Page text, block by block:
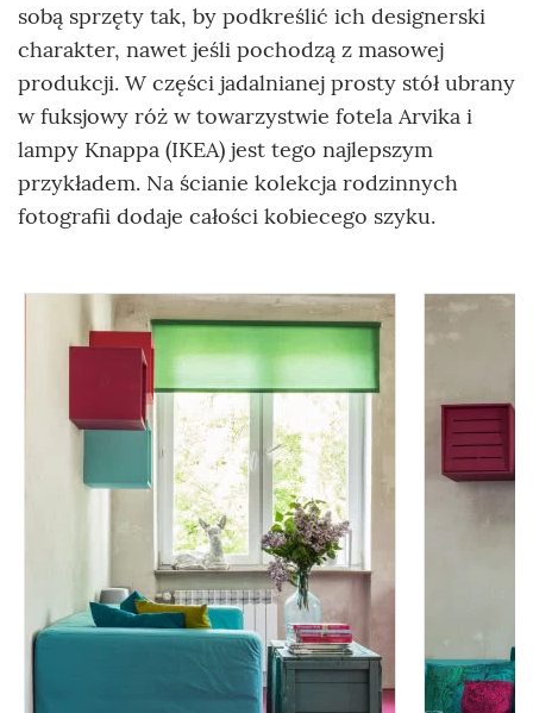
sobą sprzęty tak, by podkreślić ich designerski
charakter, nawet jeśli pochodzą z masowej
produkcji. W części jadalnianej prosty stół ubrany
w fuksjowy róż w towarzystwie fotela Arvika i
lampy Knappa (IKEA) jest tego najlepszym
przykładem. Na ścianie kolekcja rodzinnych
fotografii dodaje całości kobiecego szyku.